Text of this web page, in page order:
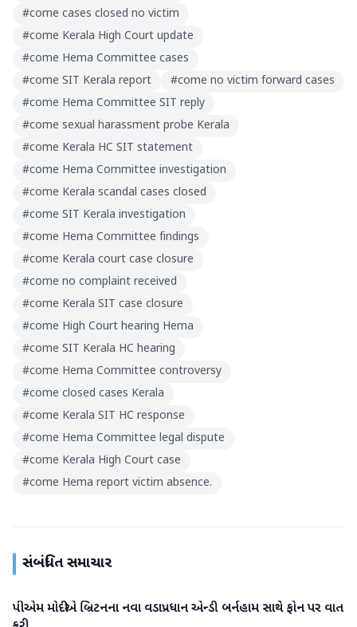
#come cases closed no victim
#come Kerala High Court update
#come Hema Committee cases
#come SIT Kerala report #come no victim forward cases
#come Hema Committee SIT reply
#come sexual harassment probe Kerala
#come Kerala HC SIT statement
#come Hema Committee investigation
#come Kerala scandal cases closed
#come SIT Kerala investigation
#come Hema Committee findings
#come Kerala court case closure
#come no complaint received
#come Kerala SIT case closure
#come High Court hearing Hema
#come SIT Kerala HC hearing
#come Hema Committee controversy
#come closed cases Kerala
#come Kerala SIT HC response
#come Hema Committee legal dispute
#come Kerala High Court case
#come Hema report victim absence.
સંબંધિત સમાચાર
રાષ્ટ્રીય
પીએમ મોદીએ બ્રિટનના નવા વડાપ્રધાન એન્ડી બર્નહામ સાથે ફોન પર વાત